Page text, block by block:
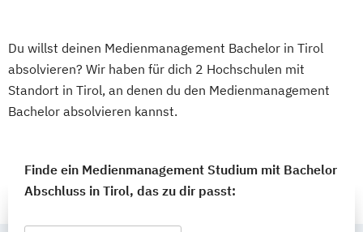
Du willst deinen Medienmanagement Bachelor in Tirol
absolvieren? Wir haben für dich 2 Hochschulen mit
Standort in Tirol, an denen du den Medienmanagement
Bachelor absolvieren kannst.
Finde ein Medienmanagement Studium mit Bachelor
Abschluss in Tirol, das zu dir passt: